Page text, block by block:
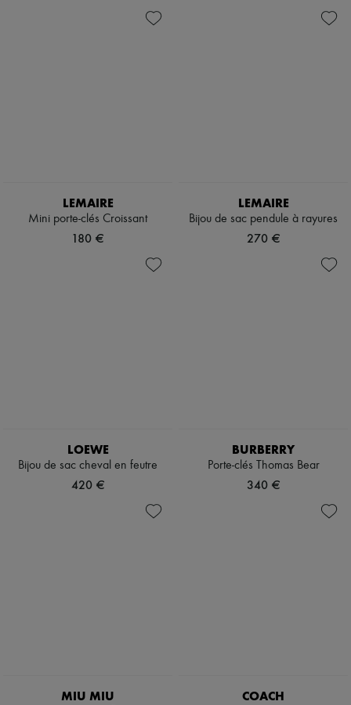
LEMAIRE
Mini porte-clés Croissant
180 €
LEMAIRE
Bijou de sac pendule à rayures
270 €
LOEWE
Bijou de sac cheval en feutre
420 €
BURBERRY
Porte-clés Thomas Bear
340 €
MIU MIU COACH